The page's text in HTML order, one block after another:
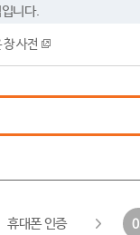
니다.
창 사전
휴대폰 인증